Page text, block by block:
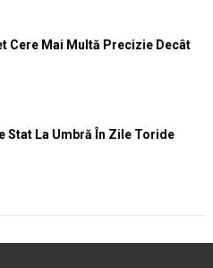
Cere Mai Multă Precizie Decât
Stat La Umbră În Zile Toride